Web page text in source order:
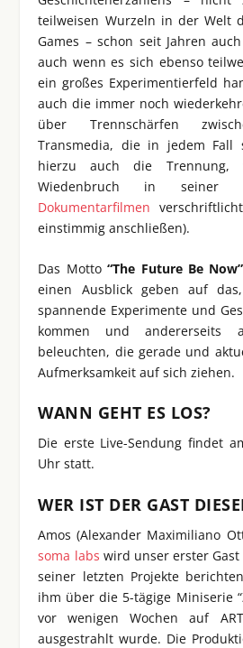
teilweisen Wurzeln in der Welt
Games – schon seit Jahren
auch wenn es sich ebenso
ein großes Experimentierfeld
auch die immer noch
über Trennschärfen
Transmedia, die in jedem Fall
hierzu auch die Trennung,
Wiedenbruch in seiner
Dokumentarfilmen
einstimmig anschließen).
Das Motto“The Future Be Now”
einen Ausblick geben auf
spannende Experimente und
kommen und andererseits
beleuchten, die gerade und
Aufmerksamkeit auf sich ziehen.
WANN GEHT ES LOS?
Die erste Live-Sendung findet
Uhr statt.
WER IST DER GAST
Amos (Alexander Maximiliano
soma labs wird unser erster
seiner letzten Projekte
ihm über die 5-tägige Miniserie
vor wenigen Wochen auf
ausgestrahlt wurde. Die